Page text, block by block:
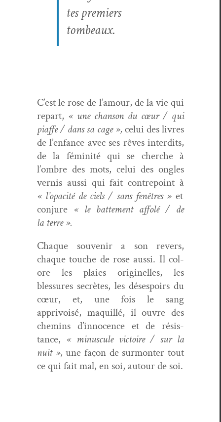
tes pre­miers
tombeaux.
C’est le rose de l’amour, de la vie qui
repart, « une chan­son du cœur / qui
piaffe / dans sa cage », celui des livres
de l’enfance avec ses rêves inter­dits,
de la féminité qui se cherche à
l’ombre des mots, celui des ongles
ver­nis aus­si qui fait con­tre­point à
« l’opacité de ciels / sans fenêtres » et
con­jure « le bat­te­ment affolé / de
la terre ».
Chaque sou­venir a son revers,
chaque touche de rose aus­si. Il col­
ore les plaies orig­inelles, les
blessures secrètes, les dés­espoirs du
cœur, et, une fois le sang
apprivoisé, maquil­lé, il ouvre des
chemins d’innocence et de résis­
tance, « minus­cule vic­toire / sur la
nuit », une façon de sur­mon­ter tout
ce qui fait mal, en soi, autour de soi.